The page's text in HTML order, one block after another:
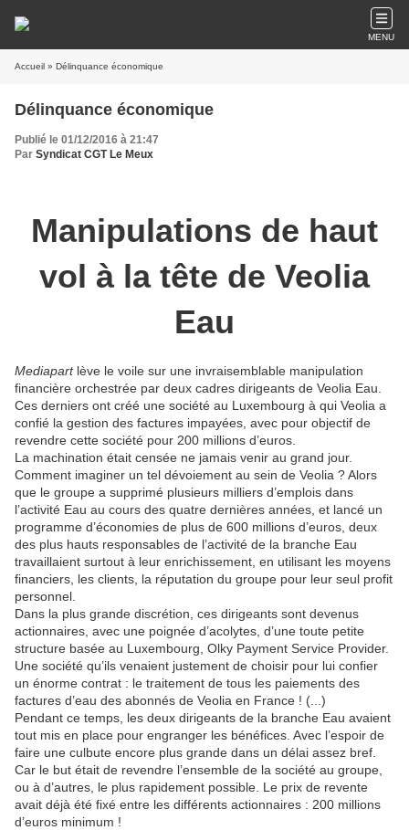
MENU
Accueil » Délinquance économique
Délinquance économique
Publié le 01/12/2016 à 21:47
Par Syndicat CGT Le Meux
Manipulations de haut
vol à la tête de Veolia
Eau
Mediapartlève le voile sur une invraisemblable manipulation
financière orchestrée par deux cadres dirigeants de Veolia Eau.
Ces derniers ont créé une société au Luxembourg à qui Veolia a
confié la gestion des factures impayées, avec pour objectif de
revendre cette société pour 200 millions d’euros.
La machination était censée ne jamais venir au grand jour.
Comment imaginer un tel dévoiement au sein de Veolia ? Alors
que le groupe a supprimé plusieurs milliers d’emplois dans
l’activité Eau au cours des quatre dernières années, et lancé un
programme d’économies de plus de 600 millions d’euros, deux
des plus hauts responsables de l’activité de la branche Eau
travaillaient surtout à leur enrichissement, en utilisant les moyens
financiers, les clients, la réputation du groupe pour leur seul profit
personnel.
Dans la plus grande discrétion, ces dirigeants sont devenus
actionnaires, avec une poignée d’acolytes, d’une toute petite
structure basée au Luxembourg, Olky Payment Service Provider.
Une société qu’ils venaient justement de choisir pour lui confier
un énorme contrat : le traitement de tous les paiements des
factures d’eau des abonnés de Veolia en France ! (...)
Pendant ce temps, les deux dirigeants de la branche Eau avaient
tout mis en place pour engranger les bénéfices. Avec l’espoir de
faire une culbute encore plus grande dans un délai assez bref.
Car le but était de revendre l’ensemble de la société au groupe,
ou à d’autres, le plus rapidement possible. Le prix de revente
avait déjà été fixé entre les différents actionnaires : 200 millions
d’euros minimum !